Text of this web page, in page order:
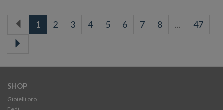
1 2 3 4 5 6 7 8 ... 47
SHOP
Gioielli oro